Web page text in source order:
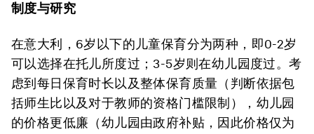
制度与研究
在意大利，6岁以下的儿童保育分为两种，即0-2岁
可以选择在托儿所度过；3-5岁则在幼儿园度过。考
虑到每日保育时长以及整体保育质量（判断依据包
括师生比以及对于教师的资格门槛限制），幼儿园
的价格更低廉（幼儿园由政府补贴，因此价格仅为